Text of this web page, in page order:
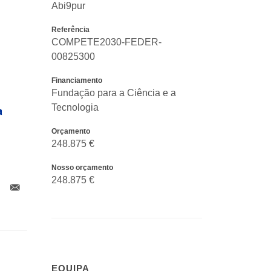
Abi9pur
Referência
COMPETE2030-FEDER-
00825300
Financiamento
Fundação para a Ciência e a
Tecnologia
Orçamento
248.875 €
Nosso orçamento
248.875 €
EQUIPA